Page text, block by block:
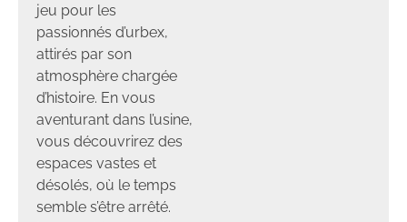
jeu pour les
passionnés d’urbex,
attirés par son
atmosphère chargée
d’histoire. En vous
aventurant dans l’usine,
vous découvrirez des
espaces vastes et
désolés, où le temps
semble s’être arrêté.